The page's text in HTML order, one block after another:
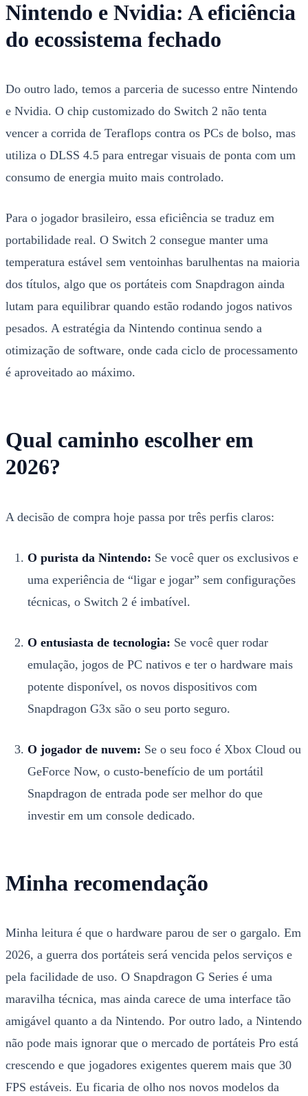
Nintendo e Nvidia: A eficiência
do ecossistema fechado
Do outro lado, temos a parceria de sucesso entre Nintendo
e Nvidia. O chip customizado do Switch 2 não tenta
vencer a corrida de Teraflops contra os PCs de bolso, mas
utiliza o DLSS 4.5 para entregar visuais de ponta com um
consumo de energia muito mais controlado.
Para o jogador brasileiro, essa eficiência se traduz em
portabilidade real. O Switch 2 consegue manter uma
temperatura estável sem ventoinhas barulhentas na maioria
dos títulos, algo que os portáteis com Snapdragon ainda
lutam para equilibrar quando estão rodando jogos nativos
pesados. A estratégia da Nintendo continua sendo a
otimização de software, onde cada ciclo de processamento
é aproveitado ao máximo.
Qual caminho escolher em
2026?
A decisão de compra hoje passa por três perfis claros:
O purista da Nintendo: Se você quer os exclusivos e
uma experiência de “ligar e jogar” sem configurações
técnicas, o Switch 2 é imbatível.
O entusiasta de tecnologia: Se você quer rodar
emulação, jogos de PC nativos e ter o hardware mais
potente disponível, os novos dispositivos com
Snapdragon G3x são o seu porto seguro.
O jogador de nuvem: Se o seu foco é Xbox Cloud ou
GeForce Now, o custo-benefício de um portátil
Snapdragon de entrada pode ser melhor do que
investir em um console dedicado.
Minha recomendação
Minha leitura é que o hardware parou de ser o gargalo. Em
2026, a guerra dos portáteis será vencida pelos serviços e
pela facilidade de uso. O Snapdragon G Series é uma
maravilha técnica, mas ainda carece de uma interface tão
amigável quanto a da Nintendo. Por outro lado, a Nintendo
não pode mais ignorar que o mercado de portáteis Pro está
crescendo e que jogadores exigentes querem mais que 30
FPS estáveis. Eu ficaria de olho nos novos modelos da